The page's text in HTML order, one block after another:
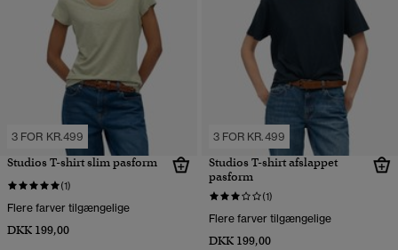
3 FOR KR.499
Studios T-shirt slim pasform
(1)
Flere farver tilgængelige
DKK 199,00
3 FOR KR.499
Studios T-shirt afslappet
pasform
(1)
Flere farver tilgængelige
DKK 199,00